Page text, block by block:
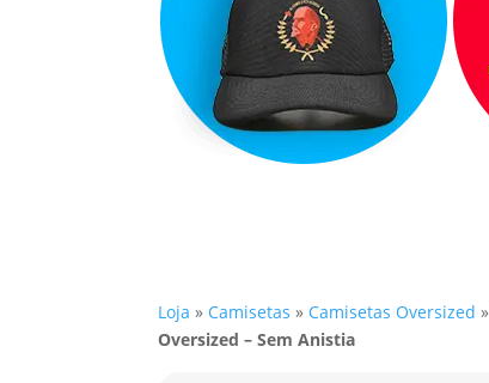
Loja » Camisetas » Camisetas Oversized »
Oversized – Sem Anistia